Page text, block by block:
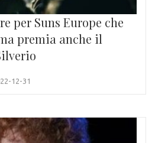
per Suns Europe che
premia anche il
12-31